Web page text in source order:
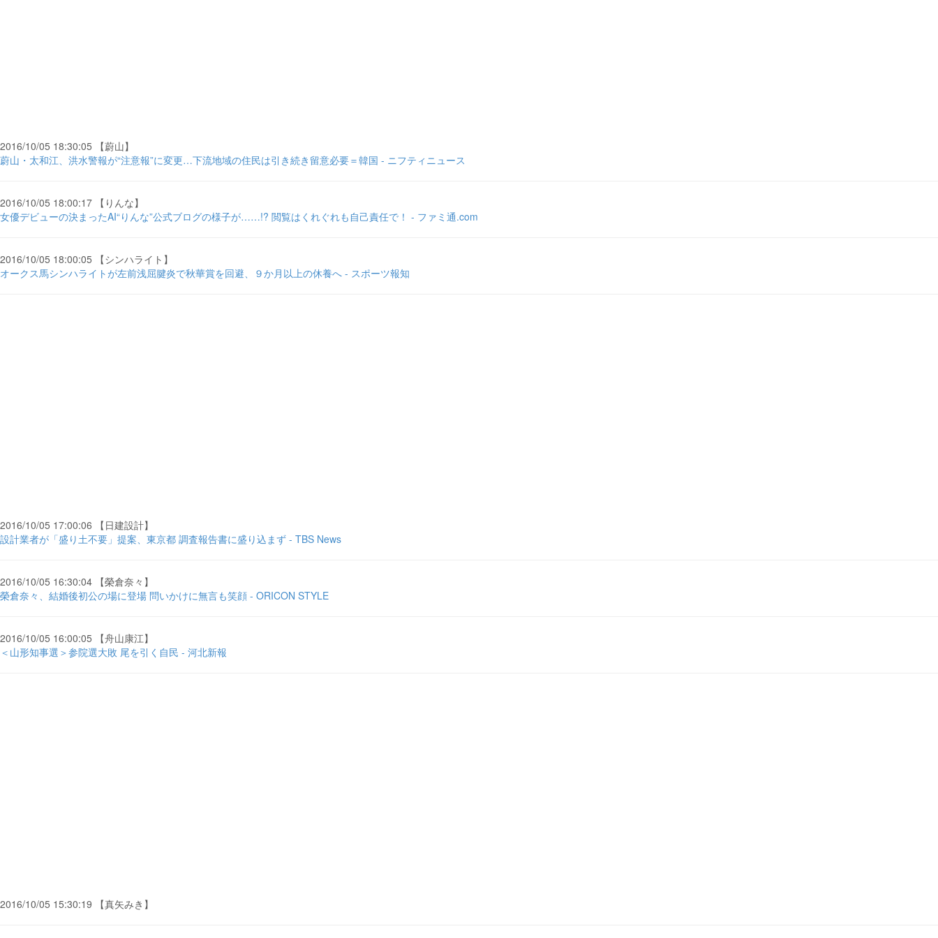
2016/10/05 18:30:05 【蔚山】
蔚山・太和江、洪水警報が“注意報”に変更…下流地域の住民は引き続き留意必要＝韓国 - ニフティニュース
2016/10/05 18:00:17 【りんな】
女優デビューの決まったAI“りんな”公式ブログの様子が……!? 閲覧はくれぐれも自己責任で！ - ファミ通.com
2016/10/05 18:00:05 【シンハライト】
オークス馬シンハライトが左前浅屈腱炎で秋華賞を回避、９か月以上の休養へ - スポーツ報知
2016/10/05 17:00:06 【日建設計】
設計業者が「盛り土不要」提案、東京都 調査報告書に盛り込まず - TBS News
2016/10/05 16:30:04 【榮倉奈々】
榮倉奈々、結婚後初公の場に登場 問いかけに無言も笑顔 - ORICON STYLE
2016/10/05 16:00:05 【舟山康江】
＜山形知事選＞参院選大敗 尾を引く自民 - 河北新報
2016/10/05 15:30:19 【真矢みき】